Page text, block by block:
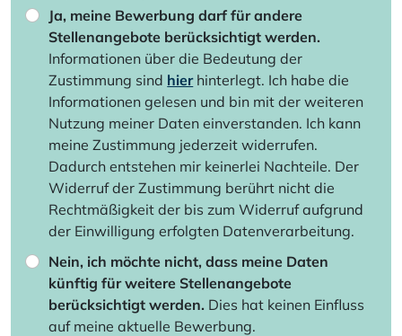
Ja, meine Bewerbung darf für andere
Stellenangebote berücksichtigt werden.
Informationen über die Bedeutung der
Zustimmung sind hierhinterlegt. Ich habe die
Informationen gelesen und bin mit der weiteren
Nutzung meiner Daten einverstanden. Ich kann
meine Zustimmung jederzeit widerrufen.
Dadurch entstehen mir keinerlei Nachteile. Der
Widerruf der Zustimmung berührt nicht die
Rechtmäßigkeit der bis zum Widerruf aufgrund
der Einwilligung erfolgten Datenverarbeitung.
Nein, ich möchte nicht, dass meine Daten
künftig für weitere Stellenangebote
berücksichtigt werden. Dies hat keinen Einfluss
auf meine aktuelle Bewerbung.